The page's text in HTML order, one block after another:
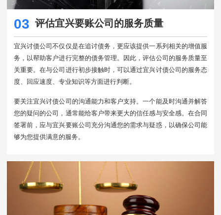
03 评估宜兴要账公司的服务质量
宜兴讨债公司不仅仅是在追讨债务，更应该提供一系列相关的增值服
务，以帮助客户进行完整的债务管理。因此，评估公司的服务质量至
关重要。在与公司进行初步接触时，可以通过宜兴讨债公司的服务态
度、回应速度、专业知识等方面进行判断。
要关注宜兴讨债公司的沟通能力和客户支持。一个能及时沟通并解答
您的疑问的公司，通常能给客户带来更大的信任感与安全感。在合同
签署前，应与宜兴要账公司充分沟通您的需求与疑惑，以确保公司能
够为您提供满意的服务。